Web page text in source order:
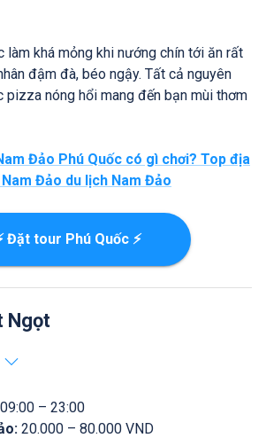
làm khá mỏng khi nướng chín tới ăn rất
đậm đà, béo ngậy. Tất cả nguyên
pizza nóng hổi mang đến bạn mùi thơm
Đảo Phú Quốc có gì chơi? Top địa
Đảo du lịch Nam Đảo
Đặt tour Phú Quốc ⚡
Ngọt
09:00 – 23:00
20.000 – 80.000 VND